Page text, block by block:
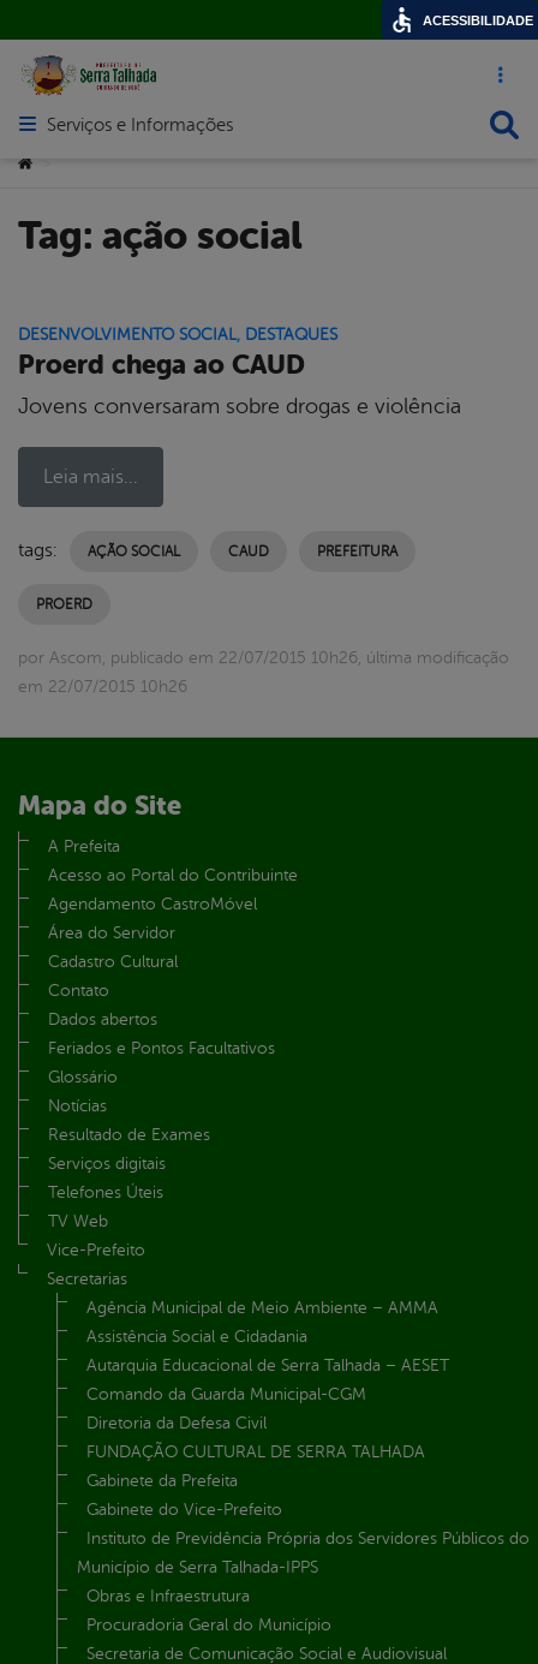
Acesso
Abrir menu principal de navegação
Serviços e Informações
Você está aqui:
Tag: ação social
DESENVOLVIMENTO SOCIAL, DESTAQUES
Proerd chega ao CAUD
Jovens conversaram sobre drogas e violência
Leia mais...
tags: AÇÃO SOCIAL CAUD PREFEITURA
PROERD
por Ascom, publicado em 22/07/2015 10h26, última modificação
em 22/07/2015 10h26
Mapa do Site
A Prefeita
Acesso ao Portal do Contribuinte
Agendamento CastroMóvel
Área do Servidor
Cadastro Cultural
Contato
Dados abertos
Feriados e Pontos Facultativos
Glossário
Notícias
Resultado de Exames
Serviços digitais
Telefones Úteis
TV Web
Vice-Prefeito
Secretarias
Agência Municipal de Meio Ambiente – AMMA
Assistência Social e Cidadania
Autarquia Educacional de Serra Talhada – AESET
Comando da Guarda Municipal-CGM
Diretoria da Defesa Civil
FUNDAÇÃO CULTURAL DE SERRA TALHADA
Gabinete da Prefeita
Gabinete do Vice-Prefeito
Instituto de Previdência Própria dos Servidores Públicos do
Município de Serra Talhada-IPPS
Obras e Infraestrutura
Procuradoria Geral do Município
Secretaria de Comunicação Social e Audiovisual
ACESSIBILIDADE